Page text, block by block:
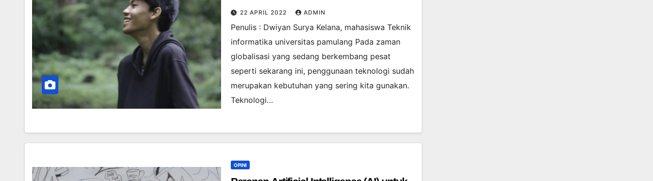
Badminton
22 APRIL 2022 ADMIN
Penulis : Dwiyan Surya Kelana, mahasiswa Teknik
informatika universitas pamulang Pada zaman
globalisasi yang sedang berkembang pesat
seperti sekarang ini, penggunaan teknologi sudah
merupakan kebutuhan yang sering kita gunakan.
Teknologi…
OPINI